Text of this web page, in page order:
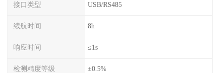
接口类型 USB/RS485
续航时间 8h
响应时间 ≤1s
检测精度等级 ±0.5%